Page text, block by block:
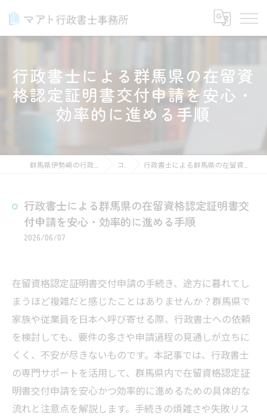
行政書士による群馬県の在留資
格認定証明書交付申請を安心・
効率的に進める手順
コラム 行政書士による群馬県の在留資格認定証明書交付申請を安心・効率的に進める手順
行政書士による群馬県の在留資格認定証明書交
付申請を安心・効率的に進める手順
2026/06/07
在留資格認定証明書交付申請の手続き、途方に暮れてし
まうほど複雑だと感じたことはありませんか？群馬県で
家族や従業員を日本へ呼び寄せる際、行政書士への依頼
を検討しても、要件の多さや申請過程の見通しが立ちに
くく、不安が尽きないものです。本記事では、行政書士
の専門サポートを活用して、群馬県内で在留資格認定証
明書交付申請を安心かつ効率的に進めるための具体的な
流れと注意点を解説します。手続きの煩雑さや失敗リス